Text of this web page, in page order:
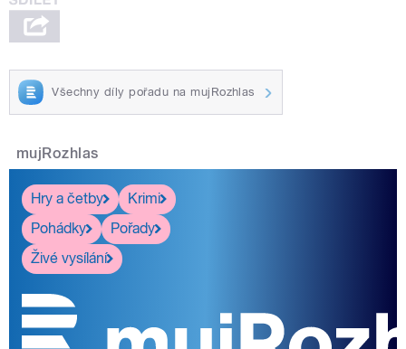
Všechny díly pořadu na mujRozhlas
mujRozhlas
Hry a četby
Krimi
Pohádky
Pořady
Živé vysílání